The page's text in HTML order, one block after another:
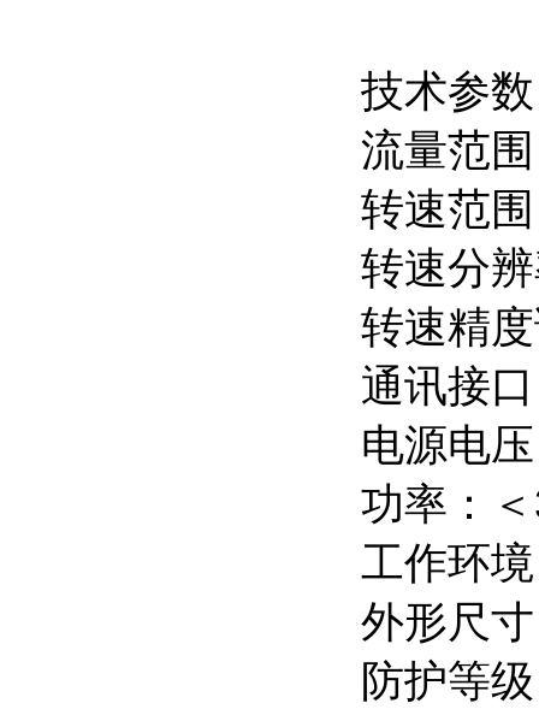
技术参
流量范
转速范
转速分
转速精
通讯接
电源电
功率：
工作环
外形尺
防护等